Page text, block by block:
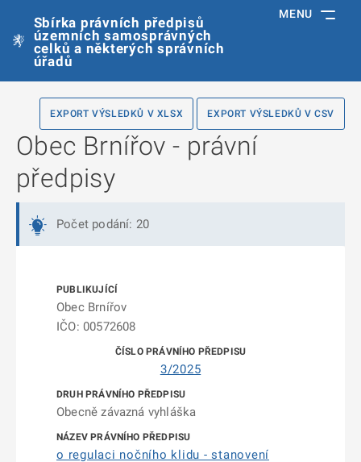
Sbírka právních předpisů
územních samosprávných
celků a některých správních
úřadů
MENU
EXPORT VÝSLEDKŮ V XLSX EXPORT VÝSLEDKŮ V CSV
Obec Brnířov - právní
předpisy
Počet podání: 20
Obec Brnířov
IČO: 00572608
3/2025
Obecně závazná vyhláška
o regulaci nočního klidu - stanovení